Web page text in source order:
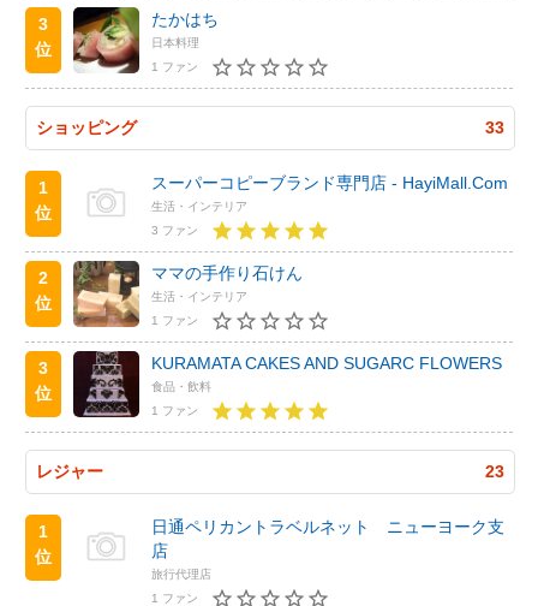
3
位
たかはち
日本料理
1 ファン
ショッピング 33
1
位
スーパーコピーブランド専門店 - HayiMall.Com
生活・インテリア
3 ファン
2
位
ママの手作り石けん
生活・インテリア
1 ファン
3
位
KURAMATA CAKES AND SUGARC FLOWERS
食品・飲料
1 ファン
レジャー 23
1
位
日通ペリカントラベルネット ニューヨーク支
店
旅行代理店
1 ファン